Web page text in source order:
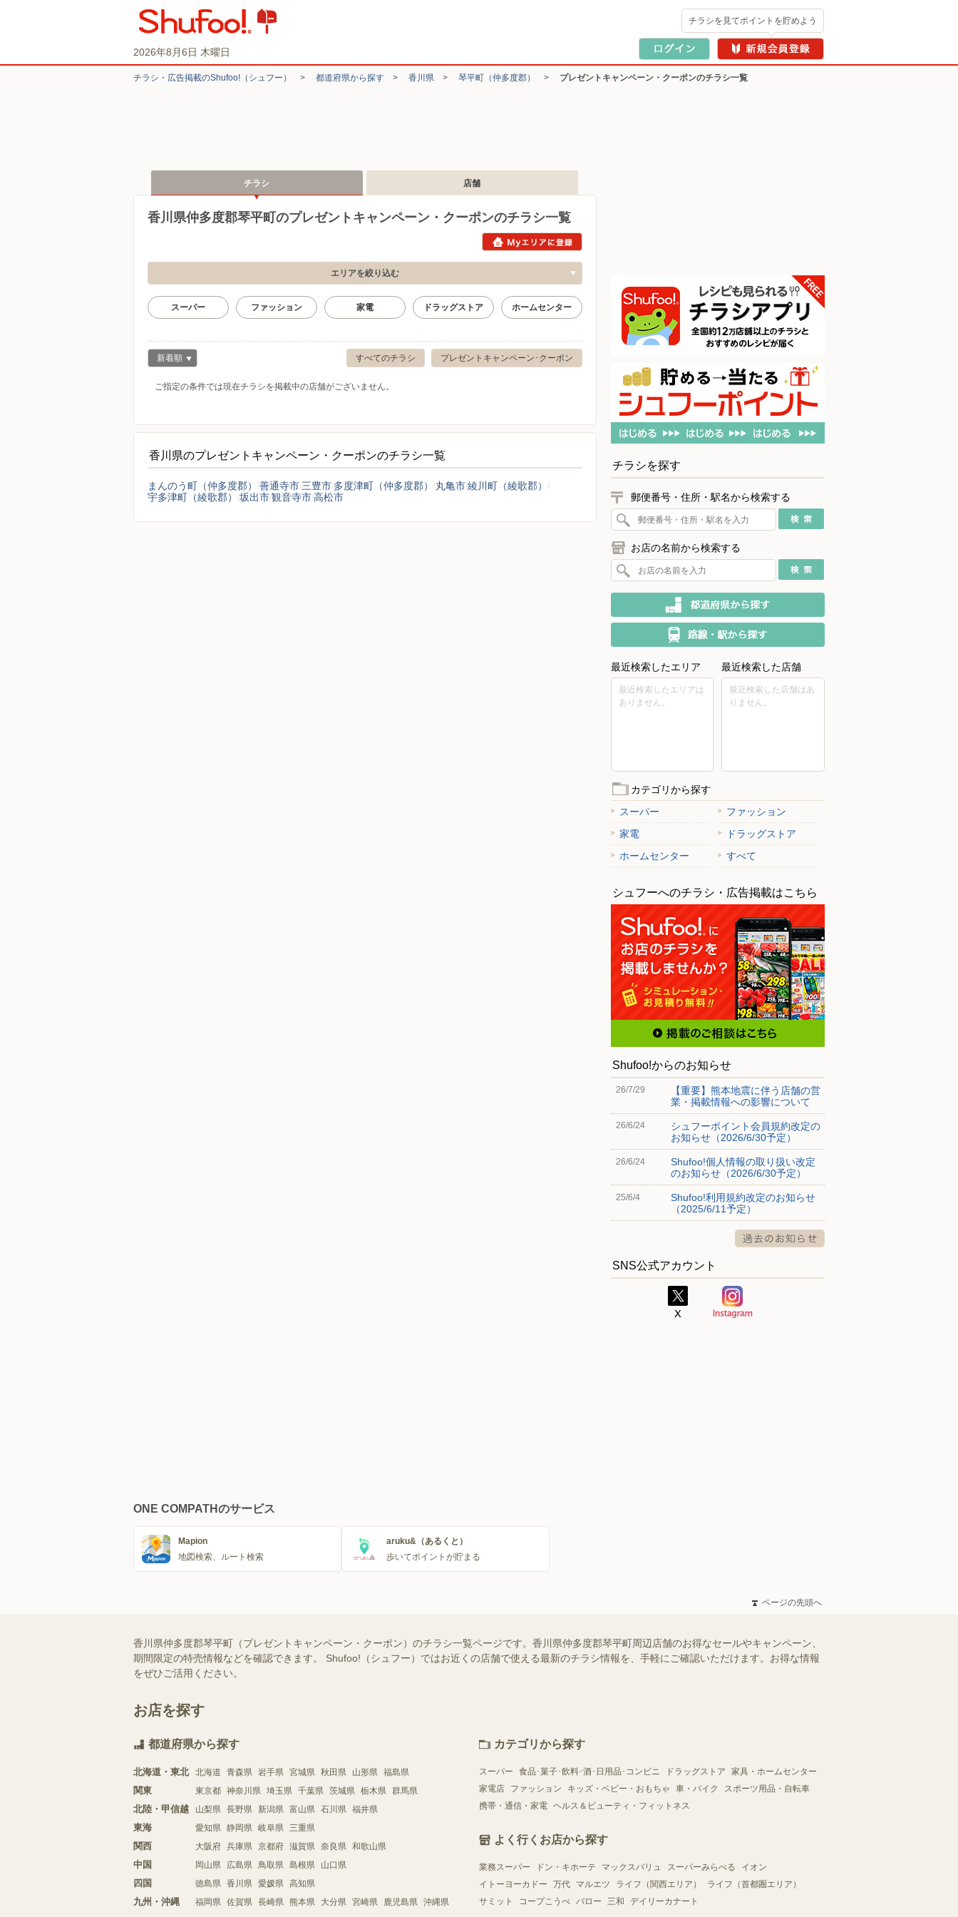
2026年8月6日 木曜日
チラシを見てポイントを貯めよう
チラシ・​広告掲載の​Shufoo!​（シュフー） > 都道府県から探す > 香川県 > 琴平町（仲多度郡） > プレゼントキャンペーン・クーポンのチラシ一覧
チラシ 店舗
香川県仲多度郡琴平町のプレゼントキャンペーン・クーポンのチラシ一覧
エリアを絞り込む
スーパー ファッション 家電 ドラッグストア ホームセンター
プレゼントキャンペーン･クーポン
すべてのチラシ
新着順
ご指定の条件では現在チラシを掲載中の店舗がございません。
香川県のプレゼントキャンペーン・クーポンのチラシ一覧
まんのう町（仲多度郡） 善通寺市 三豊市 多度津町（仲多度郡） 丸亀市綾川町（綾歌郡）
宇多津町（綾歌郡）
坂出市観音寺市高松市
チラシを探す
郵便番号・住所・駅名から検索する
お店の名前から検索する
最近検索したエリア
最近検索したエリアは
ありません。
最近検索した店舗
最近検索した店舗はあ
りません。
カテゴリから探す
スーパー
ファッション
家電
ドラッグストア
ホームセンター
すべて
シュフーへのチラシ・広告掲載はこちら
Shufoo!からのお知らせ
26/7/29
【重要】熊本地震に伴う店舗の営
業・掲載情報への影響について
26/6/24
シュフーポイント会員規約改定の
お知らせ（2026/6/30予定）
26/6/24
Shufoo!個人情報の取り扱い改定
のお知らせ（2026/6/30予定）
25/6/4
Shufoo!利用規約改定のお知らせ
（2025/6/11予定）
SNS公式アカウント
ONE COMPATHのサービス
Mapion
地図検索、ルート検索
aruku&（あるくと）
歩いてポイントが貯まる
ページの先頭へ
香川県仲多度郡琴平町（プレゼントキャンペーン・クーポン）のチラシ一覧ページです。香川県仲多度郡琴平町周辺店舗のお得なセールやキャンペーン、
期間限定の特売情報などを確認できます。 Shufoo!（シュフー）ではお近くの店舗で使える最新のチラシ情報を、手軽にご確認いただけます。お得な情報
をぜひご活用ください。
お店を探す
都道府県から探す
北海道・東北 北海道 青森県 岩手県 宮城県 秋田県 山形県 福島県
関東 東京都 神奈川県 埼玉県 千葉県 茨城県 栃木県 群馬県
北陸・甲信越 山梨県 長野県 新潟県 富山県 石川県 福井県
東海 愛知県 静岡県 岐阜県 三重県
関西 大阪府 兵庫県 京都府 滋賀県 奈良県 和歌山県
中国 岡山県 広島県 鳥取県 島根県 山口県
四国 徳島県 香川県 愛媛県 高知県
九州・沖縄 福岡県 佐賀県 長崎県 熊本県 大分県 宮崎県 鹿児島県 沖縄県
カテゴリから探す
スーパー 食品･菓子･飲料･酒･日用品･コンビニ ドラッグストア
家具・ホームセンター
家電店
ファッション キッズ・ベビー・おもちゃ 車・バイク
スポーツ用品・自転車
携帯・通信・家電 ヘルス＆ビューティ・フィットネス
よく行くお店から探す
業務スーパー ドン・キホーテ マックスバリュ スーパーみらべる
イオン
イトーヨーカドー
万代 マルエツ ライフ（関西エリア）
ライフ（首都圏エリア）
サミット
コープこうべ バロー 三和 デイリーカナート